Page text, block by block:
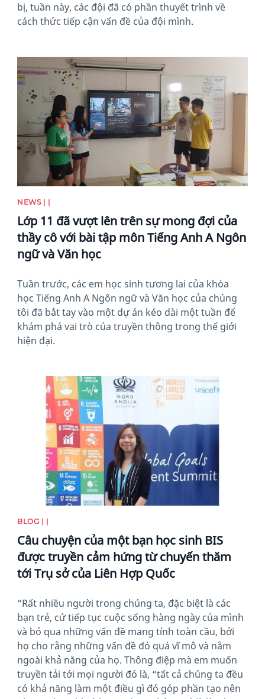
bị, tuần này, các đội đã có phần thuyết trình về
cách thức tiếp cận vấn đề của đội mình.
News image
NEWS | |
Lớp 11 đã vượt lên trên sự mong đợi của
thầy cô với bài tập môn Tiếng Anh A Ngôn
ngữ và Văn học
Tuần trước, các em học sinh tương lai của khóa
học Tiếng Anh A Ngôn ngữ và Văn học của chúng
tôi đã bắt tay vào một dự án kéo dài một tuần để
khám phá vai trò của truyền thông trong thế giới
hiện đại.
News image
BLOG | |
Câu chuyện của một bạn học sinh BIS
được truyền cảm hứng từ chuyến thăm
tới Trụ sở của Liên Hợp Quốc
“Rất nhiều người trong chúng ta, đặc biệt là các
bạn trẻ, cứ tiếp tục cuộc sống hàng ngày của mình
và bỏ qua những vấn đề mang tính toàn cầu, bởi
họ cho rằng những vấn đề đó quá vĩ mô và nằm
ngoài khả năng của họ. Thông điệp mà em muốn
truyền tải tới mọi người đó là, “tất cả chúng ta đều
có khả năng làm một điều gì đó góp phần tạo nên